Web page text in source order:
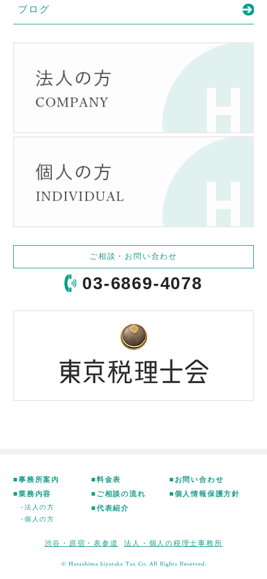
ブログ
ご相談・お問い合わせ
03-6869-4078
■事務所案内
■業務内容
-法人の方
-個人の方
■料金表
■ご相談の流れ
■代表紹介
■お問い合わせ
■個人情報保護方針
渋谷・原宿・表参道 法人・個人の税理士事務所